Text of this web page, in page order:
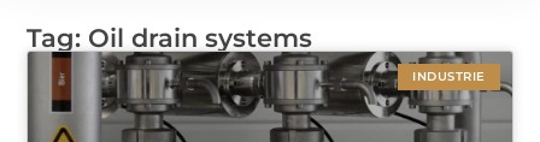
Tag: Oil drain systems
INDUSTRIE